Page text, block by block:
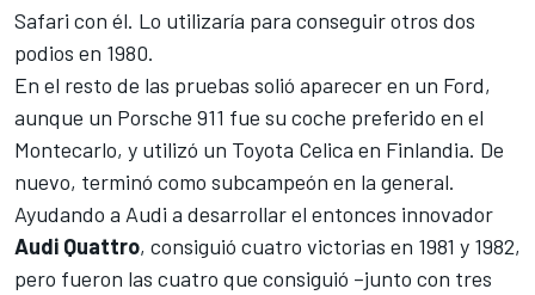
Safari con él. Lo utilizaría para conseguir otros dos
podios en 1980.
En el resto de las pruebas solió aparecer en un Ford,
aunque un Porsche 911 fue su coche preferido en el
Montecarlo, y utilizó un Toyota Celica en Finlandia. De
nuevo, terminó como subcampeón en la general.
Ayudando a Audi a desarrollar el entonces innovador
Audi Quattro, consiguió cuatro victorias en 1981 y 1982,
pero fueron las cuatro que consiguió –junto con tres